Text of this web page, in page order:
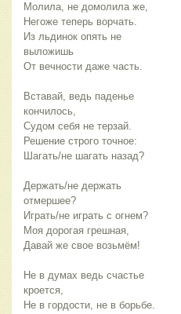
Молила, не домолила же,
Негоже теперь ворчать.
Из льдинок опять не
выложишь
От вечности даже часть.
Вставай, ведь паденье
кончилось,
Судом себя не терзай.
Решение строго точное:
Шагать/не шагать назад?
Держать/не держать
отмершее?
Играть/не играть с огнем?
Моя дорогая грешная,
Давай же свое возьмём!
Не в думах ведь счастье
кроется,
Не в гордости, не в борьбе.